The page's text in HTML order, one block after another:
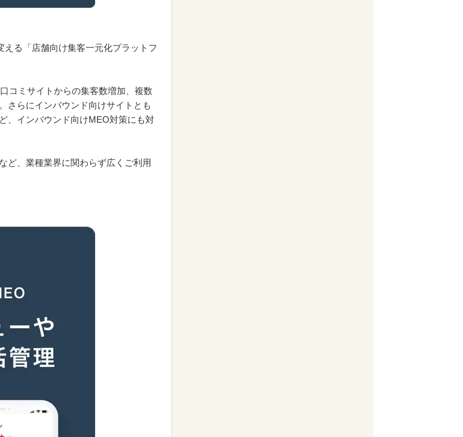
える「店舗向け集客一元化プラットフ
コミサイトからの集客数増加、複数
さらにインバウンド向けサイトとも
、インバウンド向けMEO対策にも対
ど、業種業界に関わらず広くご利用